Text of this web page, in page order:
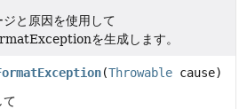
と原因を使用して
を生成します。
(Throwable cause)
て